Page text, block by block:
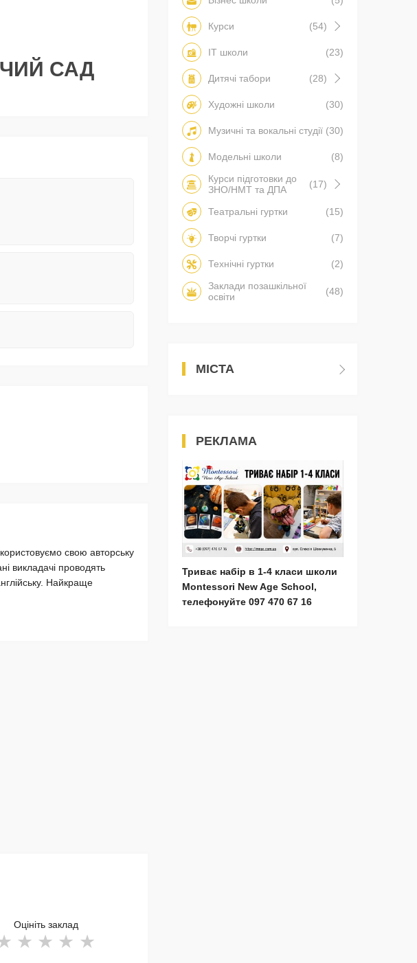
САД
свою авторську
викладачі проводять
Найкраще
Оцініть заклад
Курси (54)
IT школи (23)
Дитячі табори (28)
Художні школи (30)
Музичні та вокальні студії (30)
Модельні школи
(8)
Курси підготовки до
ЗНО/НМТ та ДПА
(17)
Театральні гуртки (15)
Творчі гуртки (7)
Технічні гуртки
(2)
Заклади позашкільної
освіти
(48)
МІСТА
РЕКЛАМА
Триває набір в 1-4 класи школи
Montessori New Age School,
телефонуйте 097 470 67 16